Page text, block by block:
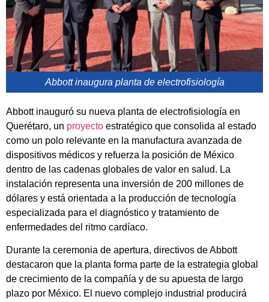
Abbott inaugura planta de electrofisiología
Abbott inauguró su nueva planta de electrofisiología en
Querétaro, un proyecto estratégico que consolida al estado
como un polo relevante en la manufactura avanzada de
dispositivos médicos y refuerza la posición de México
dentro de las cadenas globales de valor en salud. La
instalación representa una inversión de 200 millones de
dólares y está orientada a la producción de tecnología
especializada para el diagnóstico y tratamiento de
enfermedades del ritmo cardíaco.
Durante la ceremonia de apertura, directivos de Abbott
destacaron que la planta forma parte de la estrategia global
de crecimiento de la compañía y de su apuesta de largo
plazo por México. El nuevo complejo industrial producirá